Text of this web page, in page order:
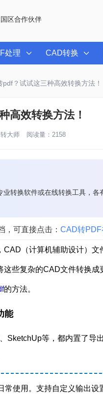
区合作伙伴
处理 CAD转换
pdf？试试这三种高效转换方法！
高效转换方法！
大师 阅读量：2158
转换软件或在线转换工具，
，可直接点击： CAD转PDF
（计算机辅助设计）
些复杂的CAD文件转换
的方法。
能
SketchUp等，都内置了导
常使用。支持自定义输出